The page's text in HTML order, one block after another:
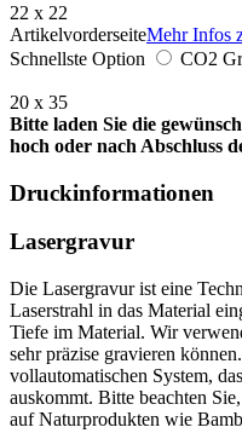
22 x 22
ArtikelvorderseiteMehr Infos
Schnellste Option
CO2
20 x 35
Bitte laden Sie die
hoch oder nach Abschluss
Druckinformationen
Lasergravur
Die Lasergravur ist eine
Laserstrahl in das Material
Tiefe im Material. Wir
sehr präzise gravieren
vollautomatischen System,
auskommt. Bitte beachten
auf Naturprodukten wie